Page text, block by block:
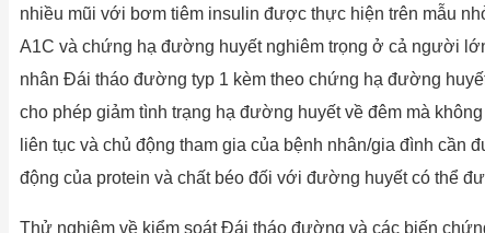
nhiều mũi với bơm tiêm insulin được thực hiện trên mẫu
A1C và chứng hạ đường huyết nghiêm trọng ở cả người
nhân Đái tháo đường typ 1 kèm theo chứng hạ đường
cho phép giảm tình trạng hạ đường huyết về đêm mà
liên tục và chủ động tham gia của bệnh nhân/gia đình
động của protein và chất béo đối với đường huyết có thể
Thử nghiệm về kiểm soát Đái tháo đường và các biến